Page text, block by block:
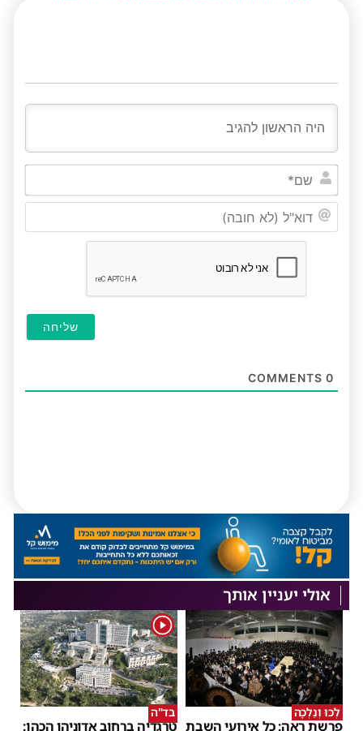
0
אולי יעניין אותך
לְכוּ וְנֵלְכָה
פרשת ראה: כל אירועי השבת
1
בד"ה
טרגדיה ברחוב אדוניהו הכהן: